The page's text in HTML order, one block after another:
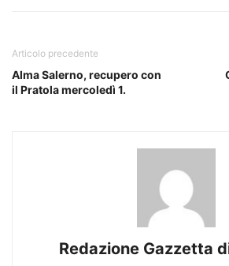
Articolo precedente
Alma Salerno, recupero con
il Pratola mercoledì 1.
Redazione Gazzetta